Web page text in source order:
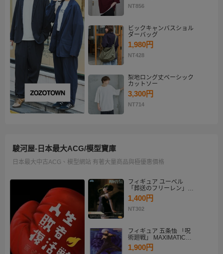
NT856
ビックキャンバスショル
ダーバッグ
1,980円
NT428
梨地ロング丈ベーシック
カットソー
3,300円
NT714
駿河屋-日本最大ACG/模型寶庫
日本最大中古ACG、模型網站 有著大量商品與極優惠價格
フィギュア ユーベル
「葬送のフリーレン」
Desktop×Decorate
Collection“ユーベル”
1,400円
NT302
フィギュア 五条悟 「呪
術廻戦」 MAXIMATIC
SATORU GOJO
1,900円